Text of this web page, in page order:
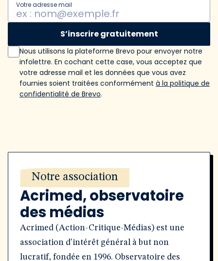
Votre adresse mail
S’inscrire gratuitement
Nous utilisons la plateforme Brevo pour envoyer notre
infolettre. En cochant cette case, vous acceptez que
votre adresse mail et les données que vous avez
fournies soient traitées conformément à la politique de
confidentialité de Brevo.
Notre association
Acrimed, observatoire
des médias
Acrimed (Action-Critique-Médias) est une
association d'intérêt général à but non
lucratif, fondée en 1996. Observatoire des